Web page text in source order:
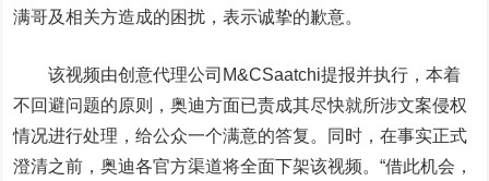
满哥及相关方造成的困扰，表示诚挚的歉意。
该视频由创意代理公司M&CSaatchi提报并执行，本着
不回避问题的原则，奥迪方面已责成其尽快就所涉文案侵权
情况进行处理，给公众一个满意的答复。同时，在事实正式
澄清之前，奥迪各官方渠道将全面下架该视频。“借此机会，